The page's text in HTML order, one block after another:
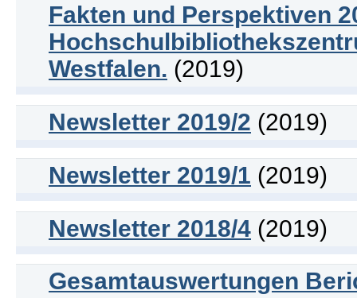
Fakten und Perspektiven
Westfalen. (2019)
Newsletter 2019/2 (2019)
Newsletter 2019/1 (2019)
Newsletter 2018/4 (2019)
Gesamtauswertungen